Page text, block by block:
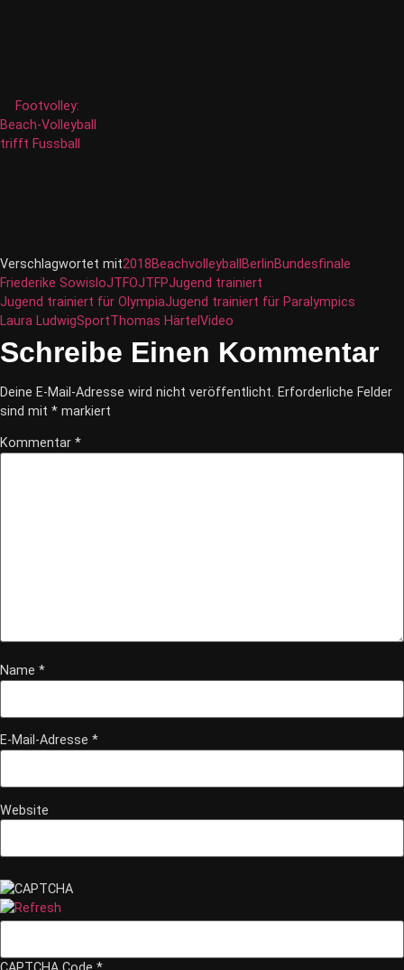
Footvolley:
Beach-Volleyball
trifft Fussball
Verschlagwortet mit2018Beachvolleyball BerlinBundesfinale
Friederike SowisloJTFOJTFPJugend trainiert
Jugend trainiert für OlympiaJugend trainiert für Paralympics
Laura LudwigSportThomas Härtel Video
Schreibe Einen Kommentar
Deine E-Mail-Adresse wird nicht veröffentlicht. Erforderliche Felder
sind mit * markiert
Kommentar *
Name *
E-Mail-Adresse *
Website